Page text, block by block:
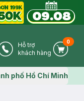
IconPhone Icon
Hỗ trợ
khách hàng
Cart
0
icon
phố Hồ Chí Minh